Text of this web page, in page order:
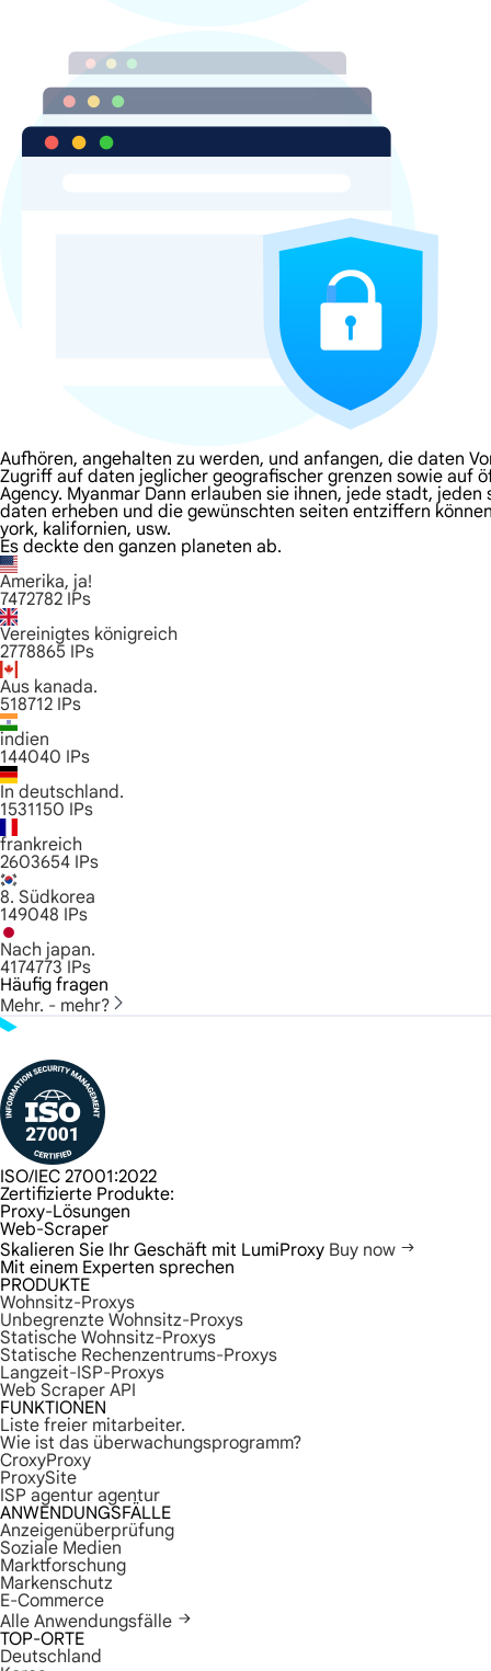
Aufhören, angehalten zu werden, und anfangen, die daten
Zugriff auf daten jeglicher geografischer grenzen sowie auf
Agency. Myanmar Dann erlauben sie ihnen, jede stadt,
daten erheben und die gewünschten seiten entziffern
york, kalifornien, usw.
Es deckte den ganzen planeten ab.
Amerika, ja!
7472782 IPs
Vereinigtes königreich
2778865 IPs
Aus kanada.
518712 IPs
indien
144040 IPs
In deutschland.
1531150 IPs
frankreich
2603654 IPs
8. Südkorea
149048 IPs
Nach japan.
4174773 IPs
Häufig fragen
Mehr. - mehr?
ISO/IEC 27001:2022
Zertifizierte Produkte:
Proxy-Lösungen
Web-Scraper
Skalieren Sie Ihr Geschäft mit LumiProxy Buy now
Mit einem Experten sprechen
PRODUKTE
Wohnsitz-Proxys
Unbegrenzte Wohnsitz-Proxys
Statische Wohnsitz-Proxys
Statische Rechenzentrums-Proxys
Langzeit-ISP-Proxys
Web Scraper API
FUNKTIONEN
Liste freier mitarbeiter.
Wie ist das überwachungsprogramm?
CroxyProxy
ProxySite
ISP agentur agentur
ANWENDUNGSFÄLLE
Anzeigenüberprüfung
Soziale Medien
Marktforschung
Markenschutz
E-Commerce
Alle Anwendungsfälle
TOP-ORTE
Deutschland